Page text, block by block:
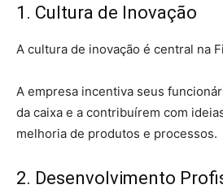
1. Cultura de Inovação
A cultura de inovação é central na
A empresa incentiva seus
da caixa e a contribuírem com
melhoria de produtos e processos.
2. Desenvolvimento